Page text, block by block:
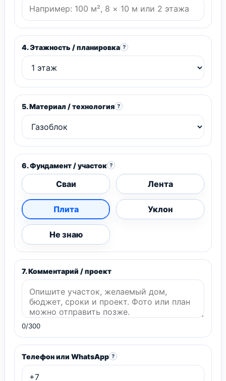
4. Этажность / планировка ?
5. Материал / технология ?
6. Фундамент / участок ?
Сваи Лента
Плита Уклон
Не знаю
7. Комментарий / проект
0/300
Телефон или WhatsApp ?